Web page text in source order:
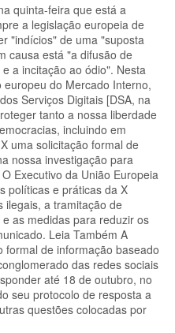
quinta-feira que está a
a legislação europeia de
"indícios" de uma "suposta
causa está "a difusão de
a incitação ao ódio". Nesta
do Mercado Interno,
Serviços Digitais [DSA, na
tanto a nossa liberdade
incluindo em
uma solicitação formal de
nossa investigação para
Executivo da União Europeia
políticas e práticas da X
ilegais, a tramitação de
as medidas para reduzir os
Leia Também A
formal de informação baseado
das redes sociais
até 18 de outubro, no
seu protocolo de resposta a
questões colocadas por